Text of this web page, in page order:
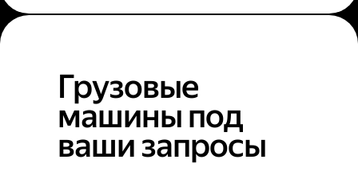
Грузовые
машины под
ваши запросы